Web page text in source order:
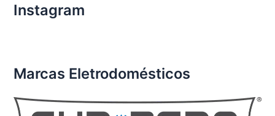
Instagram
Marcas Eletrodomésticos